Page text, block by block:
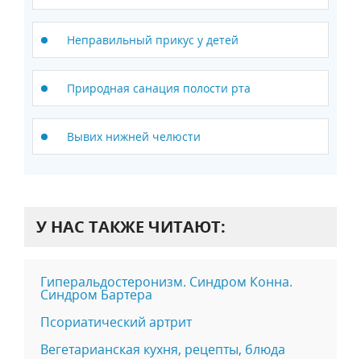
Неправильный прикус у детей
Природная санация полости рта
Вывих нижней челюсти
У НАС ТАКЖЕ ЧИТАЮТ:
Гиперальдостеронизм. Синдром Конна.
Синдром Бартера
Псориатический артрит
Вегетарианская кухня, рецепты, блюда